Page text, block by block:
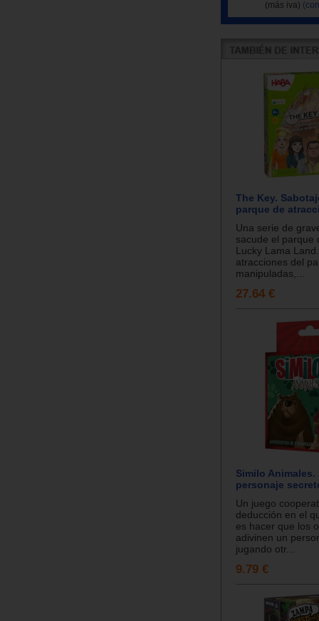
(más iva)
The Key.
parque de
Una serie de
sacude el parque
Lucky Lama
atracciones del
manipuladas,...
27.64 €
Similo Animales.
personaje
Un juego
deducción en el
es hacer que los
adivinen un
jugando otr...
9.79 €